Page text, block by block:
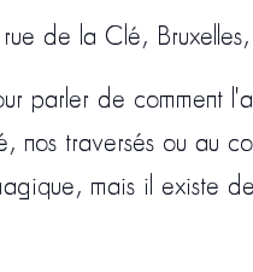
de la Clé,
parler de comment
nos traversés ou au
mais il existe